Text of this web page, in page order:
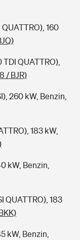
160
QUATTRO),
/ BJR)
260 kW, Benzin,
183 kW,
kW, Benzin,
QUATTRO), 183
kW, Benzin,